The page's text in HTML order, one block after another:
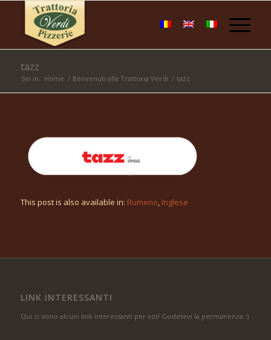
tazz
Sei in: Home / Benvenuti alla Trattoria Verdi / tazz
This post is also available in: Rumeno Inglese
LINK INTERESSANTI
Qui ci sono alcuni link interessanti per voi! Godetevi la permanenza :)